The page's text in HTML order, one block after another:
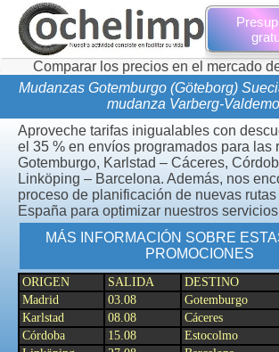
los precios en el mercado de servicios
Mudanzas Gotemburgo (Göteborg)
mudanza Varberg-
Aproveche tarifas inigualables con
el 35 % en envíos programados para las
Gotemburgo, Karlstad – Cáceres,
Linköping – Barcelona. Además, nos
proceso de planificación de nuevas
España para optimizar nuestros
MÁS INFORMACIÓN SOBRE
PROMOCIONES
ORIGEN SALIDA DESTINO
Madrid
03.08 Gotemburgo
Karlstad
08.08 Cáceres
Córdoba
15.08 Estocolmo